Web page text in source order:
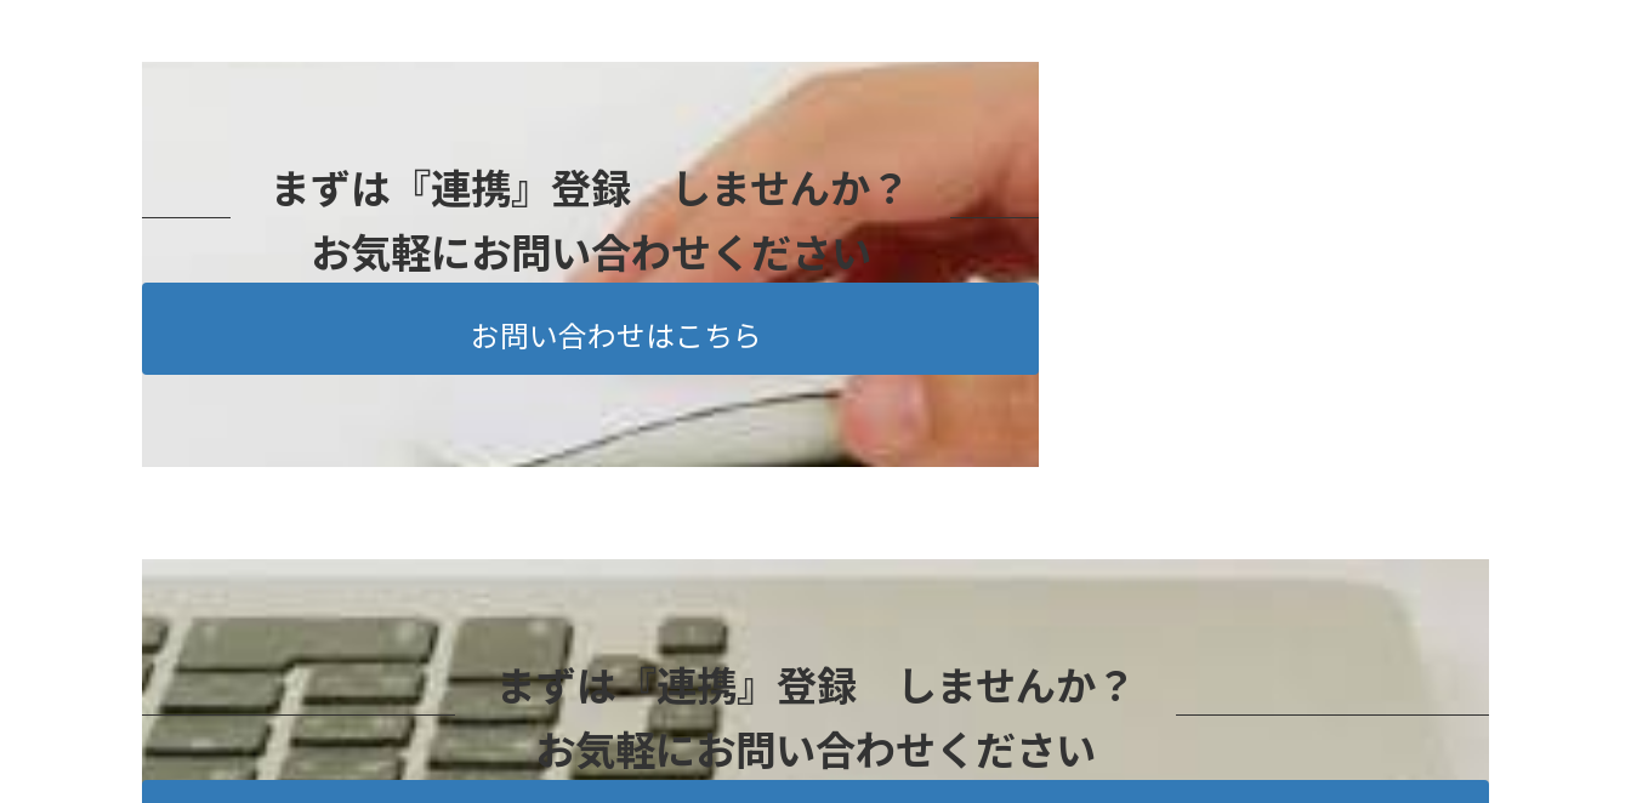
まずは『連携』登録 しませんか？
お気軽にお問い合わせください
お問い合わせはこちら
まずは『連携』登録 しませんか？
お気軽にお問い合わせください